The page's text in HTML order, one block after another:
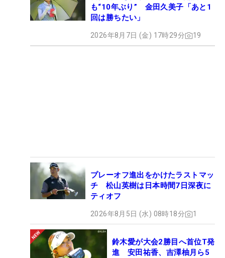
も“10年ぶり” 金田久美子「あと1
回は勝ちたい」
2026年8月7日 (金) 17時29分 19
プレーオフ進出をかけたラストマッ
チ 松山英樹は日本時間7日深夜に
ティオフ
2026年8月5日 (水) 08時18分 1
鈴木愛が大会2勝目へ首位T発
進 安田祐香、吉澤柚月ら5